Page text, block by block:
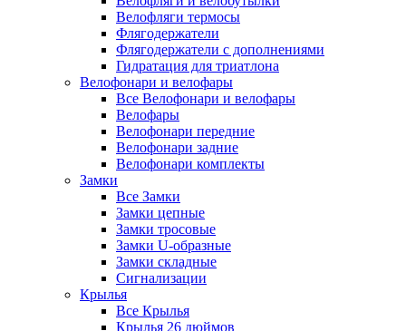
Велофляги термосы
Флягодержатели
Флягодержатели с дополнениями
Гидратация для триатлона
Велофонари и велофары
Все Велофонари и велофары
Велофары
Велофонари передние
Велофонари задние
Велофонари комплекты
Замки
Все Замки
Замки цепные
Замки тросовые
Замки U-образные
Замки складные
Сигнализации
Крылья
Все Крылья
Крылья 26 дюймов